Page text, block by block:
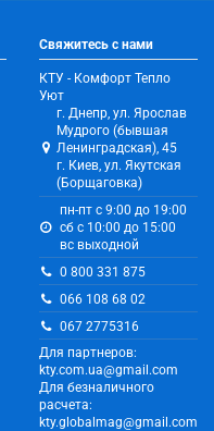
Свяжитесь с нами
КТУ - Комфорт Тепло
Уют
г. Днепр, ул. Ярослав
Мудрого (бывшая
Ленинградская), 45
г. Киев, ул. Якутская
(Борщаговка)
пн-пт с 9:00 до 19:00
сб с 10:00 до 15:00
вс выходной
0 800 331 875
066 108 68 02
067 2775316
Для партнеров:
kty.com.ua@gmail.com
Для безналичного
расчета:
kty.globalmag@gmail.com